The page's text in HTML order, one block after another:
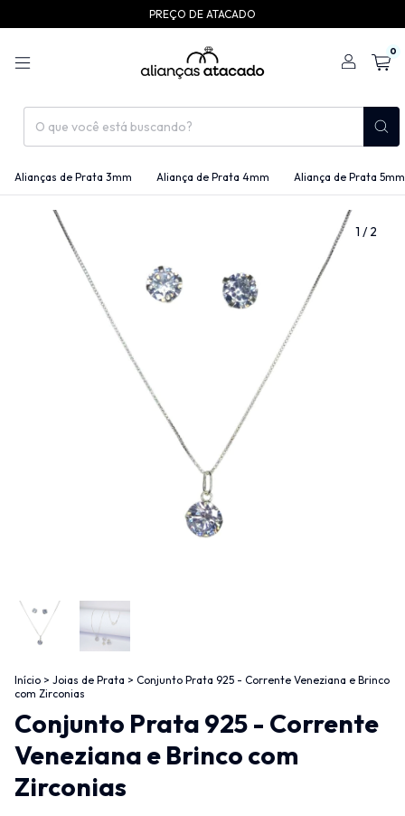
PREÇO DE ATACADO
0
Alianças de Prata 3mm Aliança de Prata 4mm Aliança de Prata 5mm
1 /2
Início > Joias de Prata > Conjunto Prata 925 - Corrente Veneziana e Brinco
com Zirconias
Conjunto Prata 925 - Corrente
Veneziana e Brinco com
Zirconias